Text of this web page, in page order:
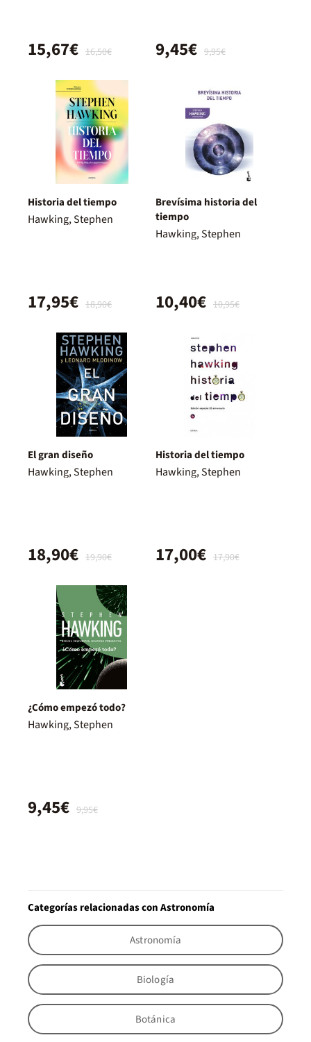
16,50€
15,67€ 9,95€
9,45€
Historia del tiempo
Hawking, Stephen
18,90€
17,95€
Brevísima historia del
tiempo
Hawking, Stephen
10,95€
10,40€
El gran diseño
Hawking, Stephen
19,90€
18,90€
Historia del tiempo
Hawking, Stephen
17,90€
17,00€
¿Cómo empezó todo?
Hawking, Stephen
9,95€
9,45€
Categorías relacionadas con Astronomía
Astronomía
Biología
Botánica